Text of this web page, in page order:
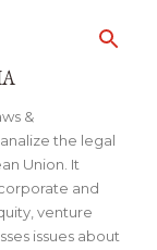
&
the legal
Union. It
and
venture
issues about